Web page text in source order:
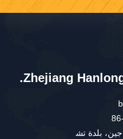
Zhejiang
هواجين، بلدة تش